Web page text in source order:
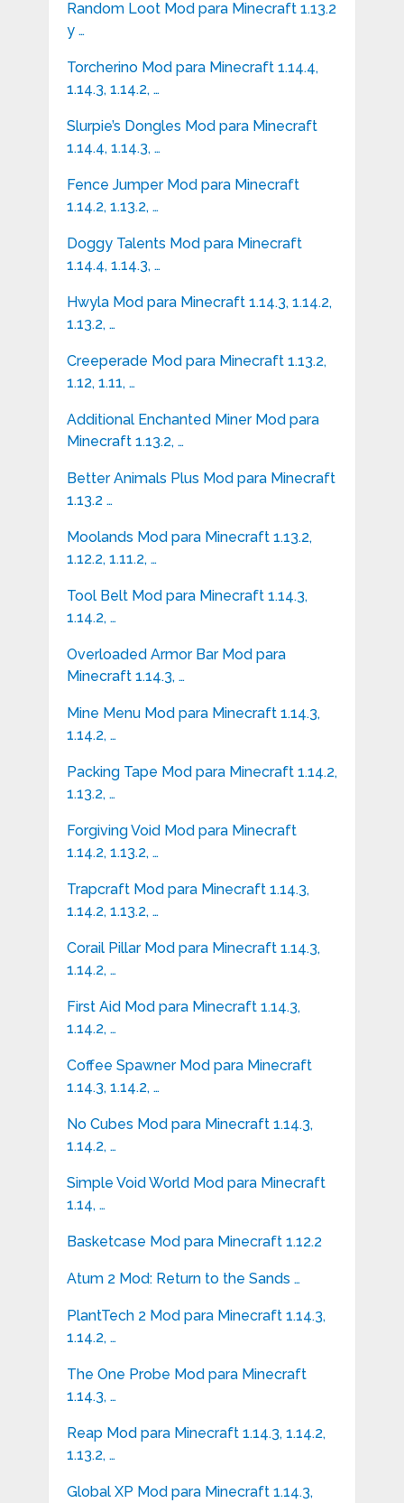
Random Loot Mod para Minecraft 1.13.2
y …
Torcherino Mod para Minecraft 1.14.4,
1.14.3, 1.14.2, …
Slurpie’s Dongles Mod para Minecraft
1.14.4, 1.14.3, …
Fence Jumper Mod para Minecraft
1.14.2, 1.13.2, …
Doggy Talents Mod para Minecraft
1.14.4, 1.14.3, …
Hwyla Mod para Minecraft 1.14.3, 1.14.2,
1.13.2, …
Creeperade Mod para Minecraft 1.13.2,
1.12, 1.11, …
Additional Enchanted Miner Mod para
Minecraft 1.13.2, …
Better Animals Plus Mod para Minecraft
1.13.2 …
Moolands Mod para Minecraft 1.13.2,
1.12.2, 1.11.2, …
Tool Belt Mod para Minecraft 1.14.3,
1.14.2, …
Overloaded Armor Bar Mod para
Minecraft 1.14.3, …
Mine Menu Mod para Minecraft 1.14.3,
1.14.2, …
Packing Tape Mod para Minecraft 1.14.2,
1.13.2, …
Forgiving Void Mod para Minecraft
1.14.2, 1.13.2, …
Trapcraft Mod para Minecraft 1.14.3,
1.14.2, 1.13.2, …
Corail Pillar Mod para Minecraft 1.14.3,
1.14.2, …
First Aid Mod para Minecraft 1.14.3,
1.14.2, …
Coffee Spawner Mod para Minecraft
1.14.3, 1.14.2, …
No Cubes Mod para Minecraft 1.14.3,
1.14.2, …
Simple Void World Mod para Minecraft
1.14, …
Basketcase Mod para Minecraft 1.12.2
Atum 2 Mod: Return to the Sands …
PlantTech 2 Mod para Minecraft 1.14.3,
1.14.2, …
The One Probe Mod para Minecraft
1.14.3, …
Reap Mod para Minecraft 1.14.3, 1.14.2,
1.13.2, …
Global XP Mod para Minecraft 1.14.3,